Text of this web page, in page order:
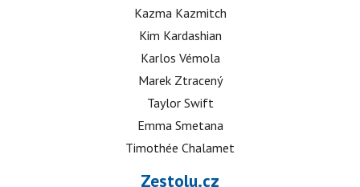
Kazma Kazmitch
Kim Kardashian
Karlos Vémola
Marek Ztracený
Taylor Swift
Emma Smetana
Timothée Chalamet
Zestolu.cz